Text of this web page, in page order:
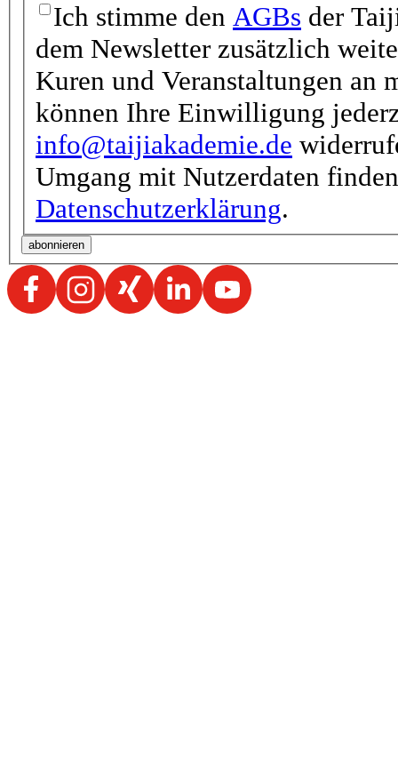
Ich stimme den AGBs der
dem Newsletter zusätzlich
Kuren und Veranstaltungen an
können Ihre Einwilligung
info@taijiakademie.de
Umgang mit Nutzerdaten
Datenschutzerklärung.